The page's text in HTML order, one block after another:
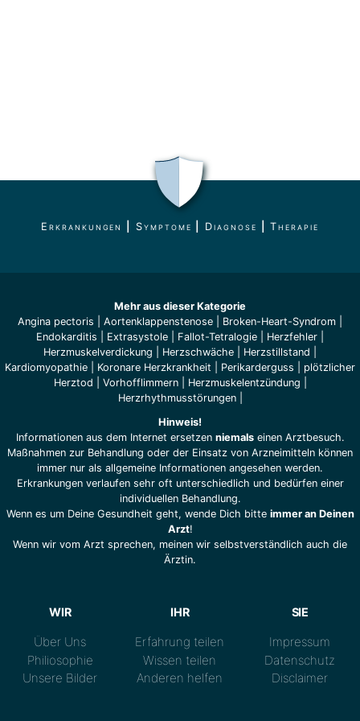
Erkrankungen Symptome Diagnose |Therapie
Mehr aus dieser Kategorie
Angina pectoris
Aortenklappenstenose Broken-Heart-Syndrom
Endokarditis
Extrasystole Fallot-Tetralogie Herzfehler
Herzmuskelverdickung
Herzschwäche Herzstillstand
Kardiomyopathie
Koronare Herzkrankheit Perikarderguss
plötzlicher
Herztod
Vorhofflimmern| Herzmuskelentzündung
Herzrhythmusstörungen|
Hinweis!
Informationen aus dem Internet ersetzen niemalseinen Arztbesuch.
Maßnahmen zur Behandlung oder der Einsatz von Arzneimitteln können
immer nur als allgemeine Informationen angesehen werden.
Erkrankungen verlaufen sehr oft unterschiedlich und bedürfen einer
individuellen Behandlung.
Wenn es um Deine Gesundheit geht, wende Dich bitte immer an Deinen
Arzt!
Wenn wir vom Arzt sprechen, meinen wir selbstverständlich auch die
Ärztin.
WIR
Über Uns
Philiosophie
Unsere Bilder
IHR
Erfahrung teilen
Wissen teilen
Anderen helfen
SIE
Impressum
Datenschutz
Disclaimer